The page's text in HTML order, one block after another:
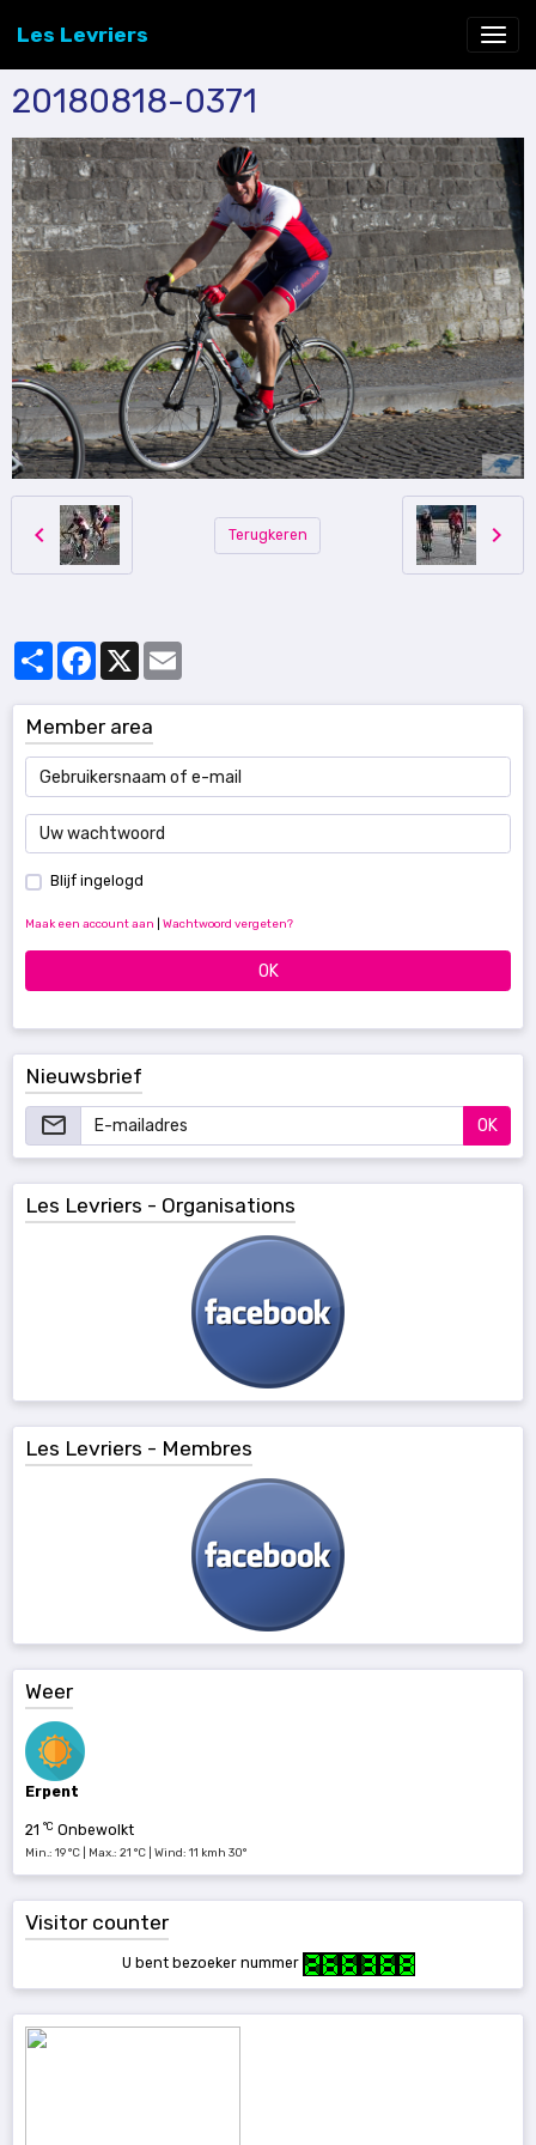
Les Levriers
20180818-0371
Terugkeren
PartagerFacebook
Member area
Blijf ingelogd
Maak een account aan Wachtwoord vergeten?
OK
Nieuwsbrief
OK
Les Levriers - Organisations
Les Levriers - Membres
Weer
Erpent
21 °C Onbewolkt
Min.: 19 °C | Max.: 21 °C | Wind: 11 kmh 30°
Visitor counter
U bent bezoeker nummer